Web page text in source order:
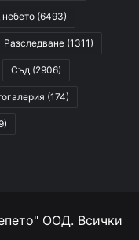
(6493)
Разследване (1311)
Съд (2906)
(174)
ООД. Всички